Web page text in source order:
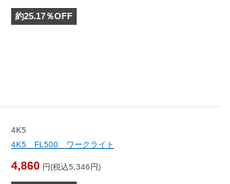
約25.17％OFF
4K5
4K5 FL500 ワークライト
4,860 円(税込5,346円)